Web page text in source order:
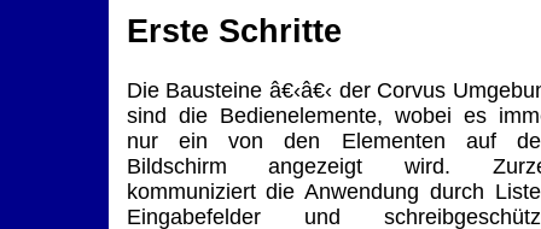
Erste Schritte
Die Bausteine â€‹â€‹ der Corvus
sind die Bedienelemente, wobei es
nur ein von den Elementen auf
Bildschirm angezeigt wird.
kommuniziert die Anwendung durch
Eingabefelder und